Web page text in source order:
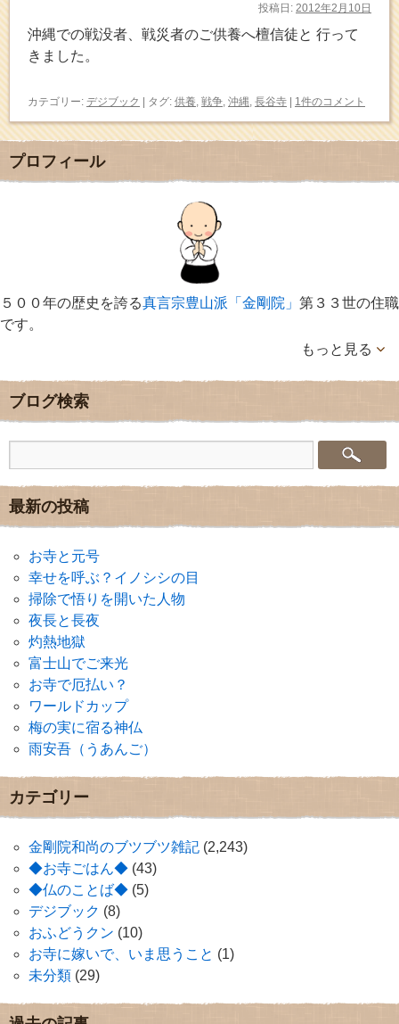
投稿日: 2012年2月10日
沖縄での戦没者、戦災者のご供養へ檀信徒と 行って
きました。
カテゴリー: デジブック | タグ: 供養 戦争 沖縄 長谷寺 | 1件のコメント
プロフィール
５００年の歴史を誇る真言宗豊山派「金剛院」 第３３世の住職
です。
もっと見る
ブログ検索
最新の投稿
お寺と元号
幸せを呼ぶ？イノシシの目
掃除で悟りを開いた人物
夜長と長夜
灼熱地獄
富士山でご来光
お寺で厄払い？
ワールドカップ
梅の実に宿る神仏
雨安吾（うあんご）
カテゴリー
金剛院和尚のブツブツ雑記 (2,243)
◆お寺ごはん◆ (43)
◆仏のことば◆ (5)
デジブック (8)
おふどうクン (10)
お寺に嫁いで、いま思うこと (1)
未分類 (29)